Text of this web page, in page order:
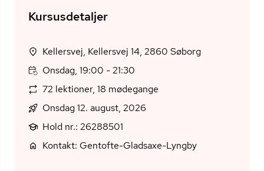
Kursusdetaljer
Kellersvej, Kellersvej 14, 2860 Søborg
Onsdag, 19:00 - 21:30
72 lektioner, 18 mødegange
Onsdag 12. august, 2026
Hold nr.: 26288501
Kontakt: Gentofte-Gladsaxe-Lyngby